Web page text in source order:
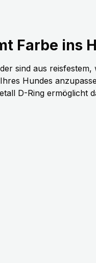
Farbe ins
sind aus reisfestem,
Hundes
D-Ring ermöglicht